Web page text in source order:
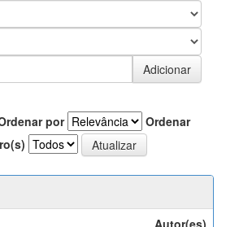
por
Ordenar
Autor(es)